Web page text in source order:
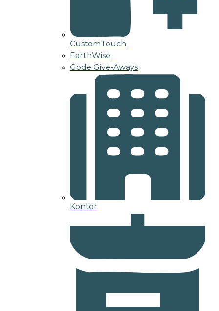
CustomTouch
EarthWise
Gode Give-Aways
Kontor